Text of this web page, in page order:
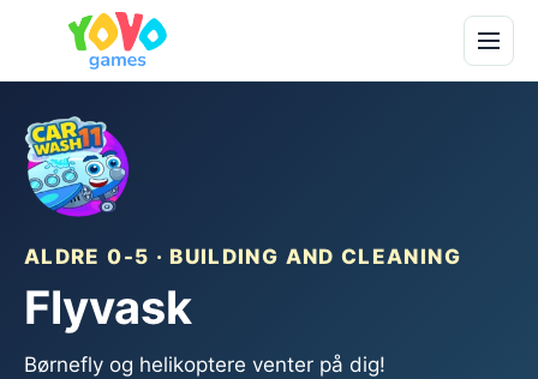
ALDRE 0-5 · BUILDING AND CLEANING
Flyvask
Børnefly og helikoptere venter på dig!